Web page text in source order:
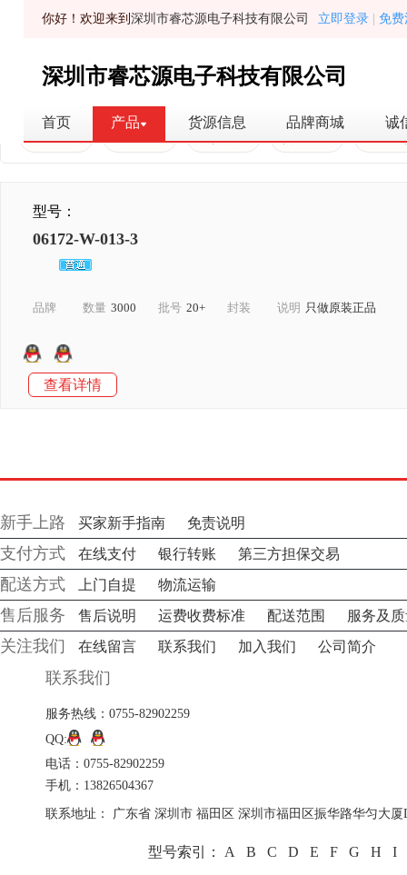
你好！欢迎来到 深圳市睿芯源电子科技有限公司 立即登录 免费
深圳市睿芯源电子科技有限公司
首页 产品 货源信息 品牌商城 诚
全部库存 现货认证 货源信息 原装现
型号：
06172-W-013-3
品牌 数量 3000 批号 20+ 封装 说明 只做原装正品
查看详情
新手上路 买家新手指南 免责说明
支付方式 在线支付 银行转账 第三方担保交易
配送方式 上门自提 物流运输
售后服务 售后说明 运费收费标准 配送范围 服务及
关注我们 在线留言 联系我们 加入我们 公司简介
联系我们
服务热线：0755-82902259
QQ:
电话：0755-82902259
手机：13826504367
联系地址： 广东省 深圳市 福田区 深圳市福田区振华路华匀大
型号索引： A B C D E F G H I